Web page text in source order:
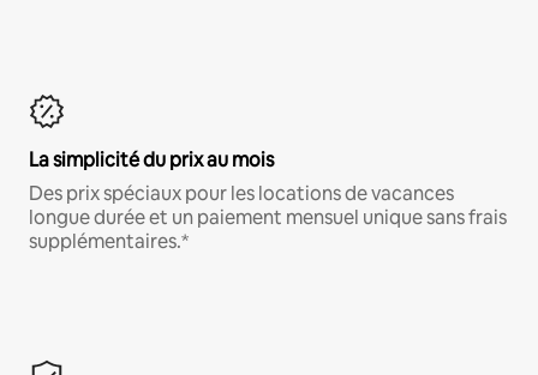
La simplicité du prix au mois
Des prix spéciaux pour les locations de vacances
longue durée et un paiement mensuel unique sans frais
supplémentaires.*